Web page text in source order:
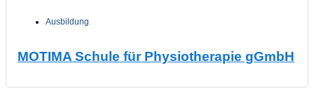
Ausbildung
MOTIMA Schule für Physiotherapie gGmbH